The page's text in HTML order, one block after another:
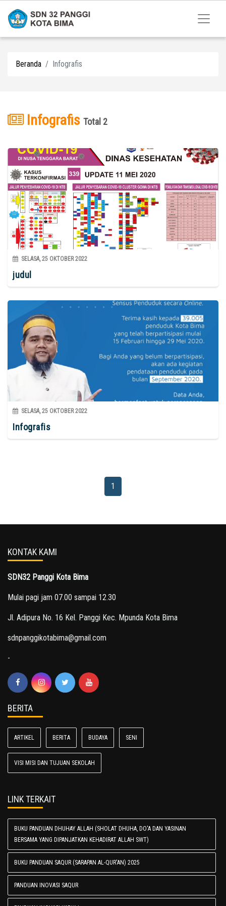
Beranda Infografis
Infografis Total 2
SELASA, 25 OKTOBER 2022
judul
SELASA, 25 OKTOBER 2022
Infografis
1
KONTAK KAMI
SDN32 Panggi Kota Bima
Mulai pagi jam 07.00 sampai 12.30
Jl. Adipura No. 16 Kel. Panggi Kec. Mpunda Kota Bima
sdnpanggikotabima@gmail.com
-
BERITA
ARTIKEL BERITA BUDAYA SENI
VISI MISI DAN TUJUAN SEKOLAH
LINK TERKAIT
BUKU PANDUAN DHUHAY ALLAH (SHOLAT DHUHA, DO'A DAN YASINAN
BERSAMA YANG DIPANJATKAN KEHADIRAT ALLAH SWT)
BUKU PANDUAN SAQUR (SARAPAN AL-QUR'AN) 2025
PANDUAN INOVASI SAQUR